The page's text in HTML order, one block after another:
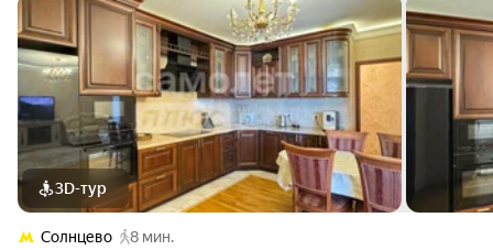
3D-тур
Солнцево
8 мин.